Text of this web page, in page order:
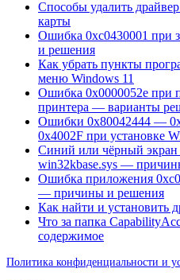
Способы удалить
карты
Ошибка 0xc0430001 при
и решения
Как убрать пункты
меню Windows 11
Ошибка 0x0000052e при
принтера — варианты
Ошибки 0x80042444 —
0x4002F при установке
Синий или чёрный
win32kbase.sys —
Ошибка приложения
— причины и решения
Как найти и установить
Что за папка
содержимое
Политика конфиденциальности и